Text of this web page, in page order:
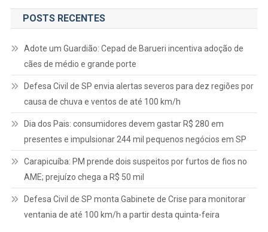
POSTS RECENTES
Adote um Guardião: Cepad de Barueri incentiva adoção de
cães de médio e grande porte
Defesa Civil de SP envia alertas severos para dez regiões por
causa de chuva e ventos de até 100 km/h
Dia dos Pais: consumidores devem gastar R$ 280 em
presentes e impulsionar 244 mil pequenos negócios em SP
Carapicuíba: PM prende dois suspeitos por furtos de fios no
AME; prejuízo chega a R$ 50 mil
Defesa Civil de SP monta Gabinete de Crise para monitorar
ventania de até 100 km/h a partir desta quinta-feira